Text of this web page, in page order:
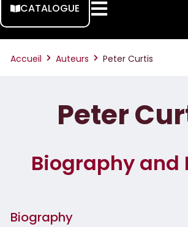
CATALOGUE
Accueil Auteurs Peter Curtis
Peter
Biography and
Biography